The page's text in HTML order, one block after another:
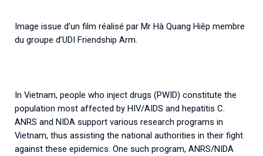
Image issue d’un film réalisé par Mr Hà Quang Hiêp membre
du groupe d’UDI Friendship Arm.
In Vietnam, people who inject drugs (PWID) constitute the
population most affected by HIV/AIDS and hepatitis C.
ANRS and NIDA support various research programs in
Vietnam, thus assisting the national authorities in their fight
against these epidemics. One such program, ANRS/NIDA